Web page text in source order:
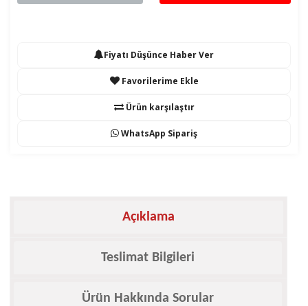
Fiyatı Düşünce Haber Ver
Favorilerime Ekle
Ürün karşılaştır
WhatsApp Sipariş
Açıklama
Teslimat Bilgileri
Ürün Hakkında Sorular